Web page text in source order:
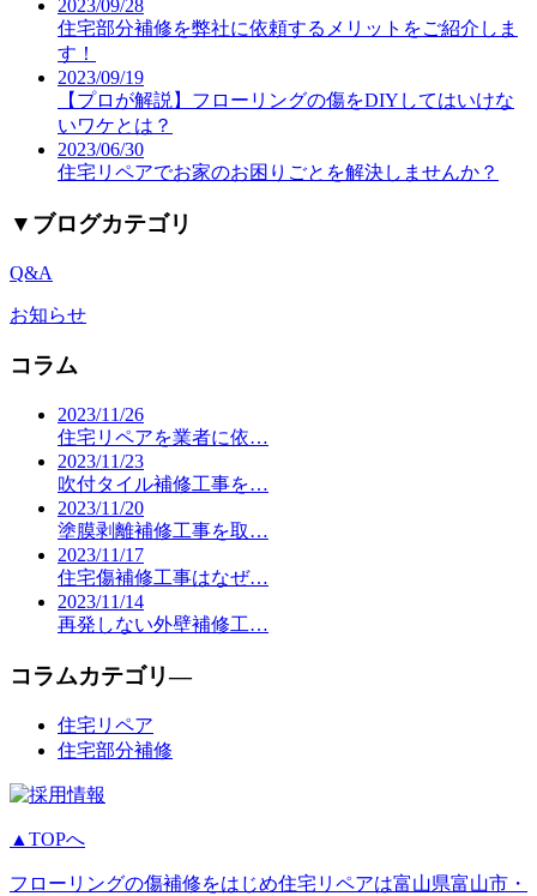
2023/09/28
住宅部分補修を弊社に依頼するメリットをご紹介しま
す！
2023/09/19
【プロが解説】フローリングの傷をDIYしてはいけな
いワケとは？
2023/06/30
住宅リペアでお家のお困りごとを解決しませんか？
▼ ブログカテゴリ
Q&A
お知らせ
コラム
2023/11/26
住宅リペアを業者に依…
2023/11/23
吹付タイル補修工事を…
2023/11/20
塗膜剥離補修工事を取…
2023/11/17
住宅傷補修工事はなぜ…
2023/11/14
再発しない外壁補修工…
コラムカテゴリ―
住宅リペア
住宅部分補修
▲TOPへ
フローリングの傷補修をはじめ住宅リペアは富山県富山市・